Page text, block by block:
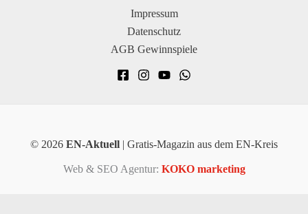
Impressum
Datenschutz
AGB Gewinnspiele
© 2026 EN-Aktuell | Gratis-Magazin aus dem EN-Kreis
Web & SEO Agentur: KOKO marketing